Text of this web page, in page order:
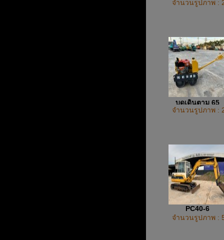
จำนวนรูปภาพ :
บดเดินตาม 65
จำนวนรูปภาพ :
PC40-6
จำนวนรูปภาพ :